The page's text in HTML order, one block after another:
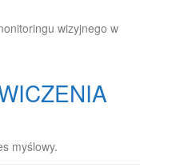
wizyjnego w
myślowy.